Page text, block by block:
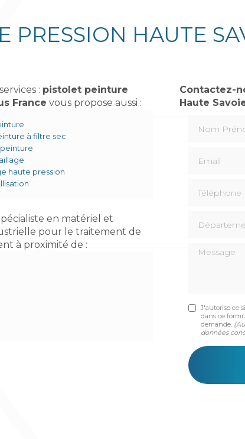
PRESSION HAUTE
: pistolet peinture
France vous propose aussi :
à filtre sec
haute pression
en matériel et
pour le traitement de
à proximité de :
Contactez-
Haute
Message
J'autorise ce
dans ce
demande.
données